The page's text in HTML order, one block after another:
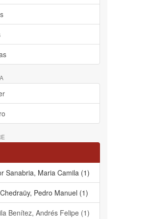
Sanabria, Maria Camila (1)
Pedro Manuel (1)
Benítez, Andrés Felipe (1)